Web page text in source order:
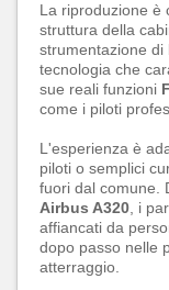
La riproduzione è
struttura della
strumentazione di
tecnologia che
sue reali funzioni
come i piloti
L'esperienza è
piloti o semplici
fuori dal comune.
Airbus A320 , i
affiancati da
dopo passo nelle
atterraggio.